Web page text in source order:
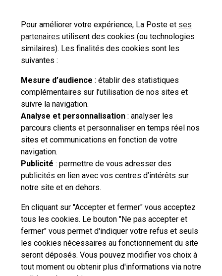
Pour améliorer votre expérience, La Poste et ses
partenaires utilisent des cookies (ou technologies
similaires). Les finalités des cookies sont les
suivantes :
Mesure d’audience : établir des statistiques
complémentaires sur l’utilisation de nos sites et
suivre la navigation.
Analyse et personnalisation : analyser les
parcours clients et personnaliser en temps réel nos
sites et communications en fonction de votre
navigation.
Publicité : permettre de vous adresser des
publicités en lien avec vos centres d’intérêts sur
notre site et en dehors.
En cliquant sur "Accepter et fermer" vous acceptez
tous les cookies. Le bouton "Ne pas accepter et
fermer" vous permet d'indiquer votre refus et seuls
les cookies nécessaires au fonctionnement du site
seront déposés. Vous pouvez modifier vos choix à
tout moment ou obtenir plus d'informations via notre
postaux
Localiser La Poste
Besoin d'aide complémentaire ?
Vous n'avez pas trouvé de solution parmi nos FAQs,
vous souhaitez nous contacter ou déposer une
réclamation ?
contacter
Professionnels Entreprises et Collectivités